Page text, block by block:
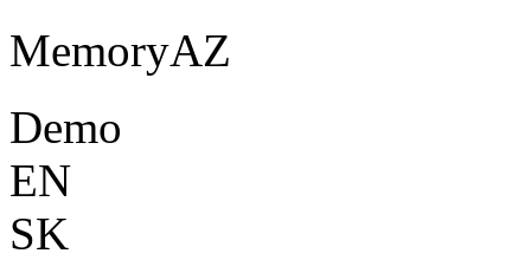
MemoryAZ
Demo
EN
SK